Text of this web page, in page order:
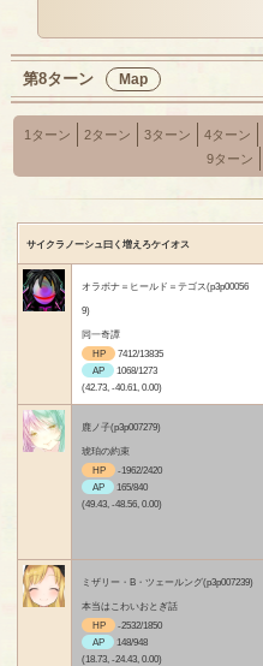
第8ターン Map
1ターン 2ターン 3ターン 4ターン
9ターン
サイクラノーシュ曰く増えろケイオス
オラボナ＝ヒールド＝テゴス(p3p00056
9)
同一奇譚
HP
7412/13835
AP
1068/1273
(42.73, -40.61, 0.00)
鹿ノ子(p3p007279)
琥珀の約束
HP
-1962/2420
AP
165/840
(49.43, -48.56, 0.00)
ミザリー・B・ツェールング(p3p007239)
本当はこわいおとぎ話
HP
-2532/1850
AP
148/948
(18.73, -24.43, 0.00)